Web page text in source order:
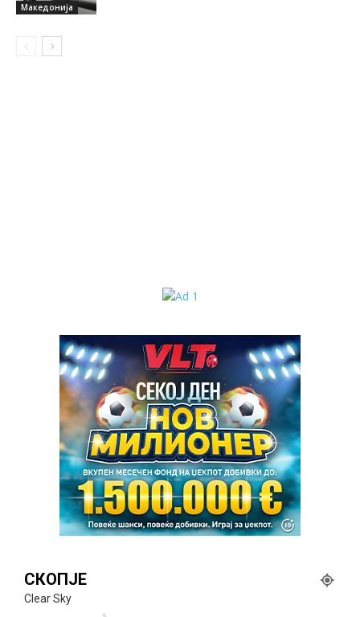
Македонија
СКОПЈЕ
Clear Sky